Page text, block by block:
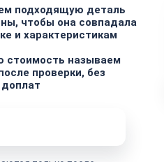
подходящую деталь
чтобы она совпадала
и характеристикам
стоимость называем
проверки, без